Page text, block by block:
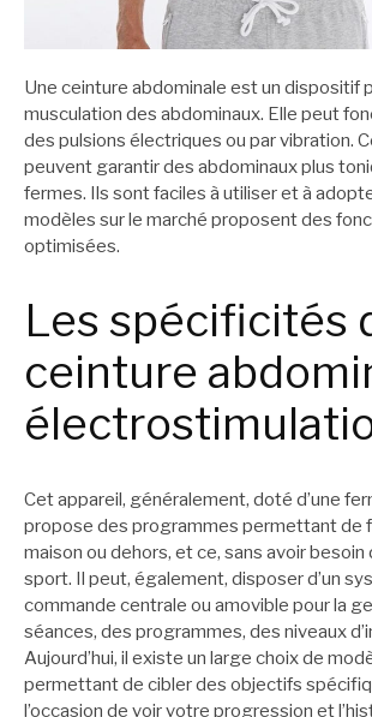
Une ceinture abdominale est un dispositif
musculation des abdominaux. Elle peut
des pulsions électriques ou par vibration.
peuvent garantir des abdominaux plus
fermes. Ils sont faciles à utiliser et à
modèles sur le marché proposent des
optimisées.
Les spécificités
ceinture
Cet appareil, généralement, doté d’une
propose des programmes permettant de
maison ou dehors, et ce, sans avoir besoin
sport. Il peut, également, disposer d’un
commande centrale ou amovible pour la
séances, des programmes, des niveaux
Aujourd’hui, il existe un large choix de
permettant de cibler des objectifs
l’occasion de voir votre progression et